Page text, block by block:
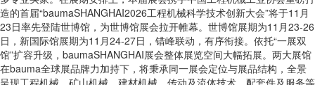
造的首届“baumaSHANGHAI2026工程机械科学技术创新大会”将于11月
23日率先登陆世博馆，为世博馆展会拉开帷幕。世博馆展期为11月23-26
日，新国际馆展期为11月24-27日，错峰联动，有序衔接。依托“一展双
馆”扩容升级，baumaSHANGHAI展会整体展览空间大幅拓展。两大展馆
在bauma全球展品牌力加持下，将秉承同一展会定位与展品结构，全景
呈现工程机械、矿山机械、建材机械、传动及流体技术、配套件及服务等